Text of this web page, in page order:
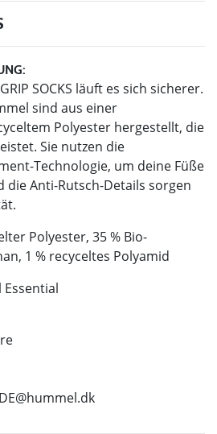
SOCKS läuft es sich sicherer.
sind aus einer
Polyester hergestellt, die
Sie nutzen die
Technologie, um deine Füße
die Anti-Rutsch-Details sorgen
Polyester, 35 % Bio-
1 % recyceltes Polyamid